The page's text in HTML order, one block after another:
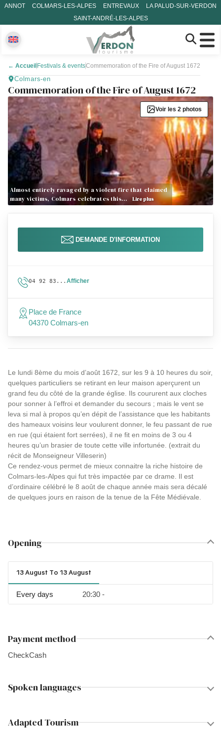
ANNOT COLMARS-LES-ALPES ENTREVAUX
LA PALUD-SUR-VERDON
SAINT-ANDRÉ-LES-ALPES
← Accueil Festivals & eventsCommemoration of the Fire of August 1672
Colmars-en
Commemoration of the Fire of August 1672
Almost entirely ravaged by a violent fire that claimed
many victims, Colmars celebrates this…
Lire plus
Voir les 2 photos
Le lundi 8ème du mois d’août 1672, sur les 9 à 10 heures du soir,
quelques particuliers se retirant en leur maison aperçurent un
grand feu du côté de la grande église. Ils coururent aux cloches
pour sonner à l’effroi et demander du secours ; mais le vent se
leva si mal à propos qu’en dépit de l’assistance que les habitants
des hameaux voisins leur voulurent donner, le feu passant de rue
en rue (qui étaient fort serrées), il ne fit en moins de 3 ou 4
heures qu’un brasier de toute cette ville infortunée. (extrait du
récit de Monseigneur Villeserin)
Ce rendez-vous permet de mieux connaitre la riche histoire de
Colmars-les-Alpes qui fut très impactée par ce drame. Il est
d’ordinaire célébré le 8 août de chaque année mais sera décalé
de quelques jours en raison de la tenue de la Fête Médiévale.
Opening
13 August To 13 August
Every days 20:30 -
Payment method
CheckCash
Spoken languages
Adapted Tourism
DEMANDE D'INFORMATION
04 92 83... Afficher
Place de France
04370 Colmars-en